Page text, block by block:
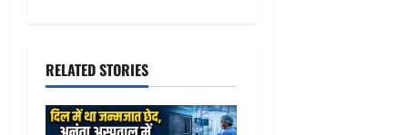
i
g
RELATED STORIES